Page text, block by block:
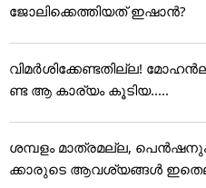
ജോലിക്കെത്തിയത് ഇഷാന്‍?
വിമർശിക്കേണ്ടതില്ല!
ണ്ട ആ കാര്യം കൂടിയ.....
ശമ്പളം മാത്രമല്ല,
ക്കാരുടെ ആവശ്യങ്ങൾ